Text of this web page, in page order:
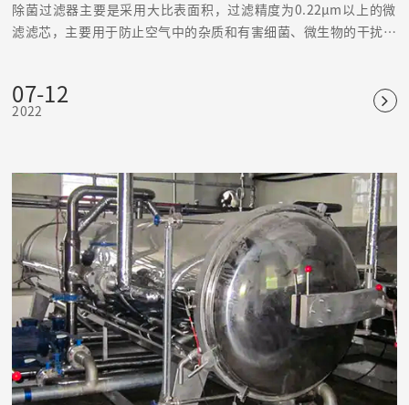
除菌过滤器主要是采用大比表面积，过滤精度为0.22μm以上的微
滤滤芯，主要用于防止空气中的杂质和有害细菌、微生物的干扰，
07-12
2022